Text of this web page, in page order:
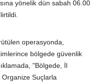
yönelik dün sabah 06.00
operasyonda,
bölgede güvenlik
"Bölgede, İl
Organize Suçlarla